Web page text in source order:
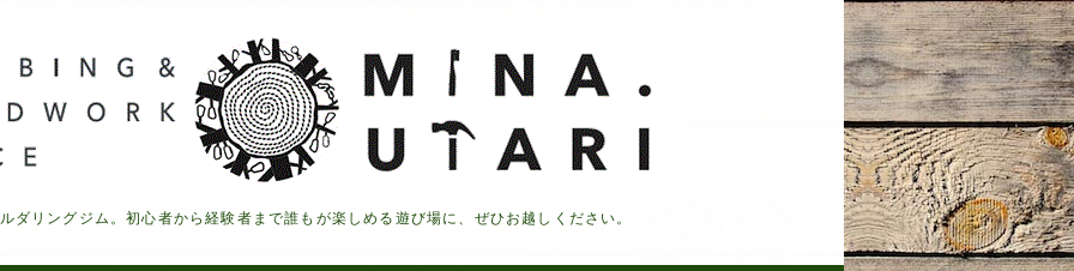
ダリングジム。初心者から経験者まで誰もが楽しめる遊び場に、ぜひお越しください。